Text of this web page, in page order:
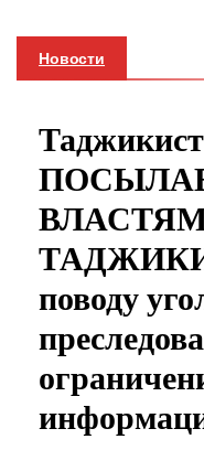
Новости
поводу